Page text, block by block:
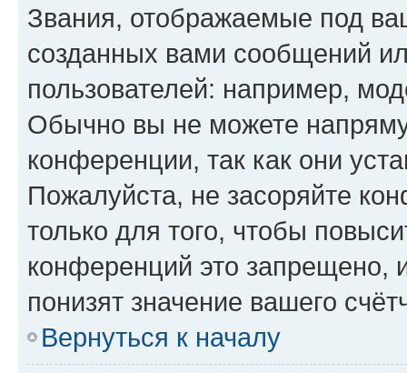
Звания, отображаемые под
созданных вами сообщений
пользователей: например,
Обычно вы не можете
конференции, так как они
Пожалуйста, не засоряйте
только для того, чтобы
конференций это запрещено,
понизят значение вашего
Вернуться к началу